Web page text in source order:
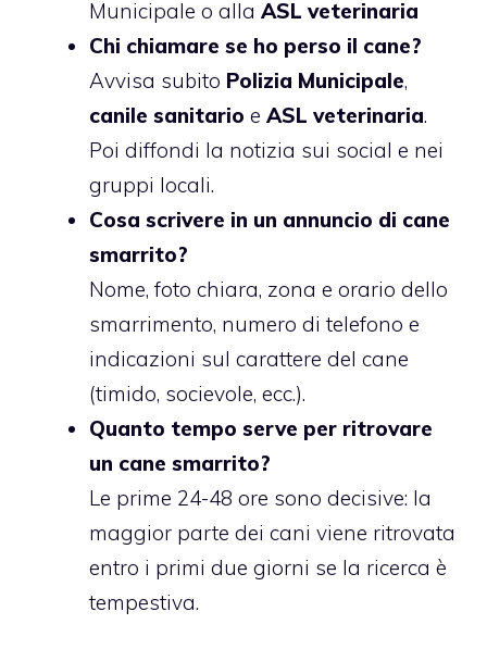
Municipale o alla ASL veterinaria
Chi chiamare se ho perso il cane?
Avvisa subito Polizia Municipale,
canile sanitario e ASL veterinaria.
Poi diffondi la notizia sui social e nei
gruppi locali.
Cosa scrivere in un annuncio di cane
smarrito?
Nome, foto chiara, zona e orario dello
smarrimento, numero di telefono e
indicazioni sul carattere del cane
(timido, socievole, ecc.).
Quanto tempo serve per ritrovare
un cane smarrito?
Le prime 24-48 ore sono decisive: la
maggior parte dei cani viene ritrovata
entro i primi due giorni se la ricerca è
tempestiva.